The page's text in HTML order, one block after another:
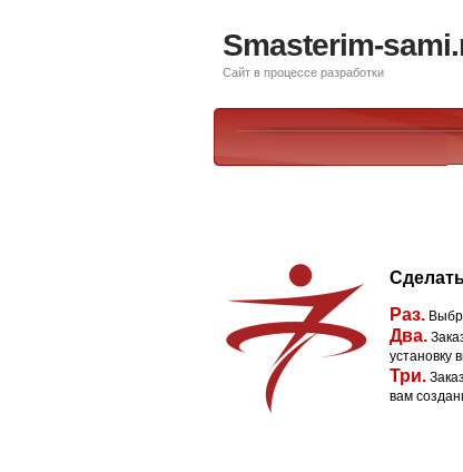
Smasterim-
Сайт в процессе разработки
Раз.
Два.
установку
Три.
вам